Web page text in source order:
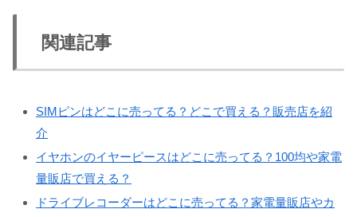
関連記事
SIMピンはどこに売ってる？どこで買える？販売店を紹
介
イヤホンのイヤーピースはどこに売ってる？100均や家電
量販店で買える？
ドライブレコーダーはどこに売ってる？家電量販店やカ